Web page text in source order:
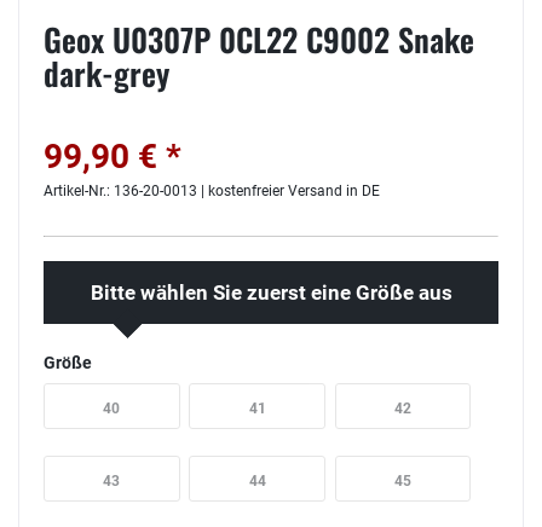
Geox U0307P 0CL22 C9002 Snake
dark-grey
99,90 € *
Artikel-Nr.: 136-20-0013 | kostenfreier Versand in DE
Bitte wählen Sie zuerst eine Größe aus
Größe
40 41 42
43 44 45